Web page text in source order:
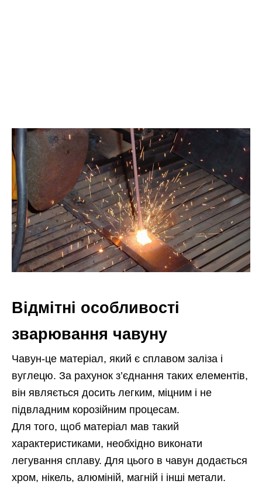
Відмітні особливості
зварювання чавуну
Чавун-це матеріал, який є сплавом заліза і
вуглецю. За рахунок з’єднання таких елементів,
він являється досить легким, міцним і не
підвладним корозійним процесам.
Для того, щоб матеріал мав такий
характеристиками, необхідно виконати
легування сплаву. Для цього в чавун додається
хром, нікель, алюміній, магній і інші метали.